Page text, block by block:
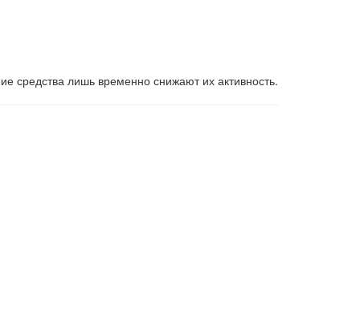
средства лишь временно снижают их активность.